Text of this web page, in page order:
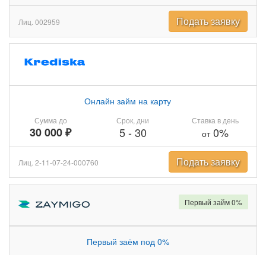
Лиц. 002959 Подать заявку
Сумма до
30 000 ₽
Онлайн займ на карту
Срок, дни
5- 30
Ставка в день
от0%
Лиц. 2-11-07-24-000760 Подать заявку
Первый заём под 0%
Первый займ 0%